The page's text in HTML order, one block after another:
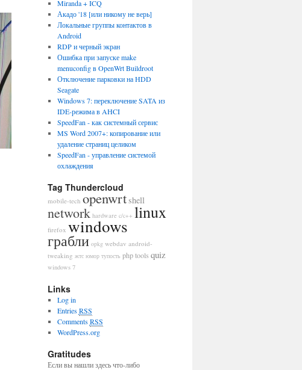
Miranda + ICQ
Акадо '18 [или никому не верь]
Локальные группы контактов в
Android
RDP и черный экран
Ошибка при запуске make
menuconfig в OpenWrt Buildroot
Отключение парковки на HDD
Seagate
Windows 7: переключение SATA из
IDE-режима в AHCI
SpeedFan - как системный сервис
MS Word 2007+: копирование или
удаление страниц целиком
SpeedFan - управление системой
охлаждения
Tag Thundercloud
mobile-tech openwrtshell
network hardware c/c++ linux
firefox windows
грабли opkg webdav android-
tweaking жтс юмор тупость phptools quiz
windows 7
Links
Log in
EntriesRSS
CommentsRSS
WordPress.org
Gratitudes
Если вы нашли здесь что-либо